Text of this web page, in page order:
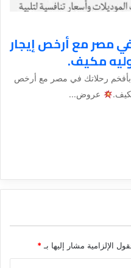
مصر مع أرخص إيجار
بأفخم رحلاتك في مصر مع أرخص
عروض...
الإلزامية مشار إليها بـ*